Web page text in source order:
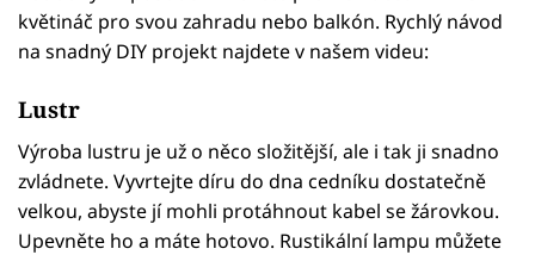
květináč pro svou zahradu nebo balkón. Rychlý návod
na snadný DIY projekt najdete v našem videu:
Lustr
Výroba lustru je už o něco složitější, ale i tak ji snadno
zvládnete. Vyvrtejte díru do dna cedníku dostatečně
velkou, abyste jí mohli protáhnout kabel se žárovkou.
Upevněte ho a máte hotovo. Rustikální lampu můžete